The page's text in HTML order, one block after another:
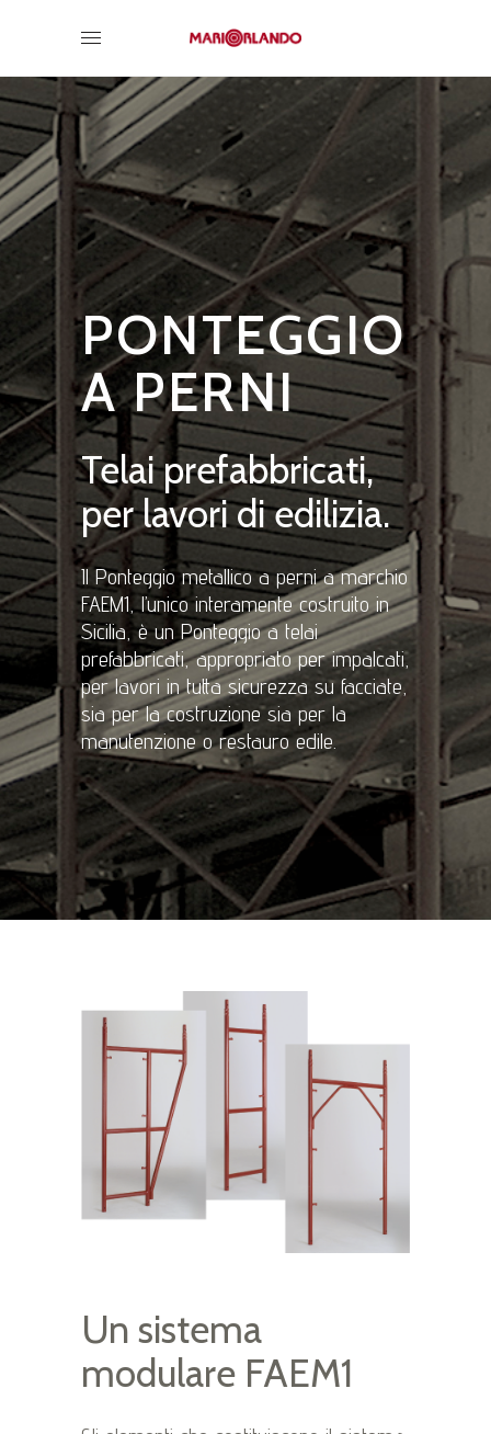
PONTEGGIO
A PERNI
Telai prefabbricati,
per lavori di edilizia.
Il Ponteggio metallico a perni a marchio
FAEM1, l’unico interamente costruito in
Sicilia, è un Ponteggio a telai
prefabbricati, appropriato per impalcati,
per lavori in tutta sicurezza su facciate,
sia per la costruzione sia per la
manutenzione o restauro edile.
Un sistema
modulare FAEM1